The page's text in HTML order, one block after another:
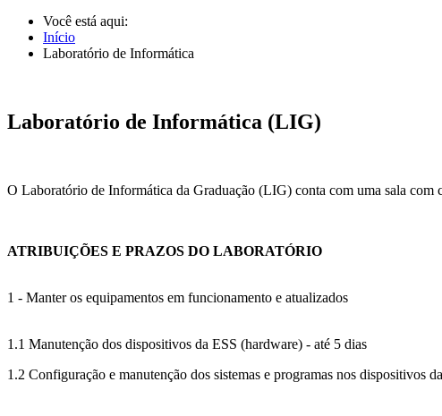
Você está aqui:
Início
Laboratório de Informática
Laboratório de Informática (LIG)
O Laboratório de Informática da Graduação (LIG) conta com uma sala
ATRIBUIÇÕES E PRAZOS DO LABORATÓRIO
1 - Manter os equipamentos em funcionamento e atualizados
1.1 Manutenção dos dispositivos da ESS (hardware) - até 5 dias
1.2 Configuração e manutenção dos sistemas e programas nos dispositivos